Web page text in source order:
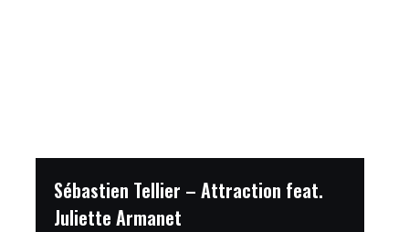
Sébastien Tellier – Attraction feat.
Juliette Armanet